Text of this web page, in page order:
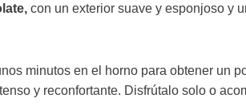
con un exterior suave y esponjoso y
minutos en el horno para obtener un
y reconfortante. Disfrútalo solo o